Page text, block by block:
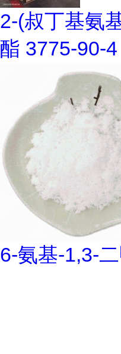
2-(叔丁基氨
酯 3775-90-4
6-氨基-1,3-